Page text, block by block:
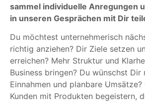
sammel individuelle Anregungen
in unseren Gesprächen mit Dir
Du möchtest unternehmerisch
richtig anziehen? Dir Ziele setzen
erreichen? Mehr Struktur und
Business bringen? Du wünschst Dir
Einnahmen und planbare
Kunden mit Produkten begeistern,